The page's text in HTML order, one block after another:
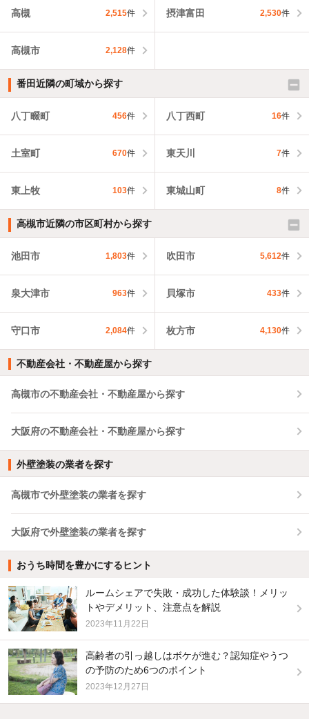
高槻 2,515件 摂津富田 2,530件
高槻市 2,128件
番田近隣の町域から探す
八丁畷町 456件 八丁西町 16件
土室町 670件 東天川 7件
東上牧 103件 東城山町 8件
高槻市近隣の市区町村から探す
池田市 1,803件 吹田市 5,612件
泉大津市 963件 貝塚市 433件
守口市 2,084件 枚方市 4,130件
不動産会社・不動産屋から探す
高槻市の不動産会社・不動産屋から探す
大阪府の不動産会社・不動産屋から探す
外壁塗装の業者を探す
高槻市で外壁塗装の業者を探す
大阪府で外壁塗装の業者を探す
おうち時間を豊かにするヒント
ルームシェアで失敗・成功した体験談！メリッ
トやデメリット、注意点を解説
2023年11月22日
高齢者の引っ越しはボケが進む？認知症やうつ
の予防のため6つのポイント
2023年12月27日